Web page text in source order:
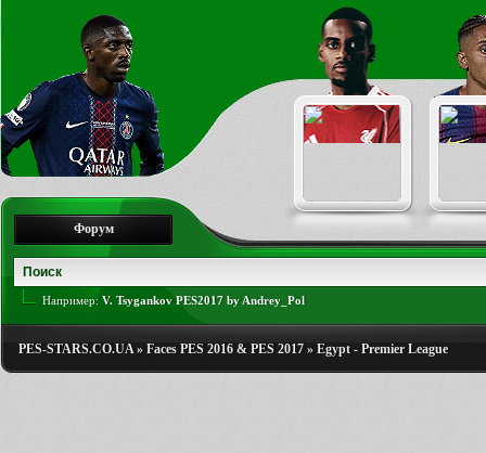
Форум
Например: V. Tsygankov PES2017 by Andrey_Pol
PES-STARS.CO.UA» Faces PES 2016 & PES 2017 » Egypt - Premier League